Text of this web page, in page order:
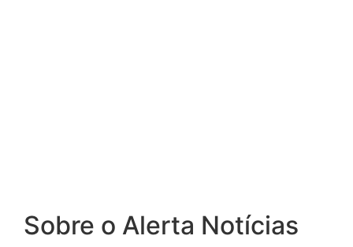
Sobre o Alerta Notícias